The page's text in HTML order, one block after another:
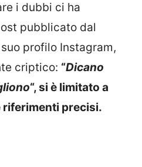
i dubbi ci ha
pubblicato dal
profilo Instagram,
criptico: “Dicano
“, si è limitato a
riferimenti precisi.